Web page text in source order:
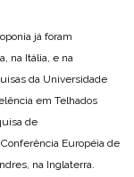
já foram
na Itália, e na
da Universidade
em Telhados
de
Européia de
na Inglaterra.